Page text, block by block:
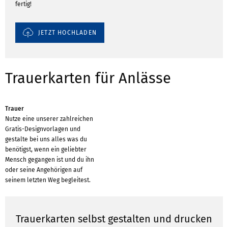
fertig!
JETZT HOCHLADEN
Trauerkarten für Anlässe
Trauer
Nutze eine unserer zahlreichen
Gratis-Designvorlagen und
gestalte bei uns alles was du
benötigst, wenn ein geliebter
Mensch gegangen ist und du ihn
oder seine Angehörigen auf
seinem letzten Weg begleitest.
Trauerkarten selbst gestalten und drucken